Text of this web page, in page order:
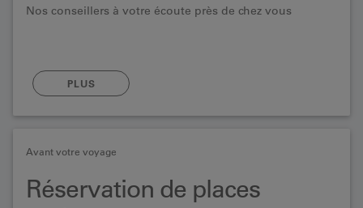
Nos conseillers à votre écoute près de chez vous
PLUS
Avant votre voyage
Réservation de places